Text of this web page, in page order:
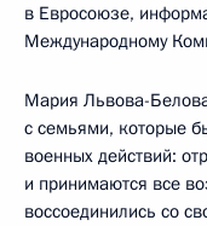
в Евросоюзе,
Международному
Мария Львова-
с семьями, которые
военных действий:
и принимаются все
воссоединились со